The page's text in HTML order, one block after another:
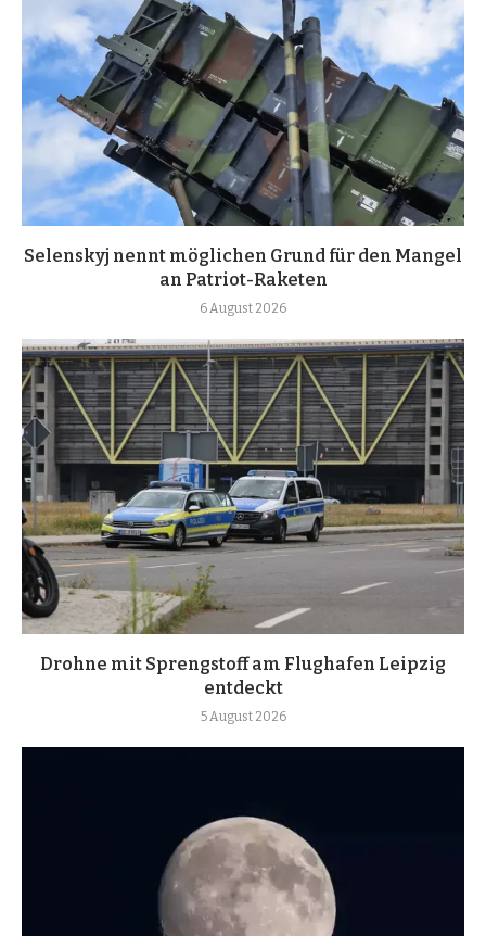
Selenskyj nennt möglichen Grund für den Mangel
an Patriot-Raketen
6 August 2026
Drohne mit Sprengstoff am Flughafen Leipzig
entdeckt
5 August 2026